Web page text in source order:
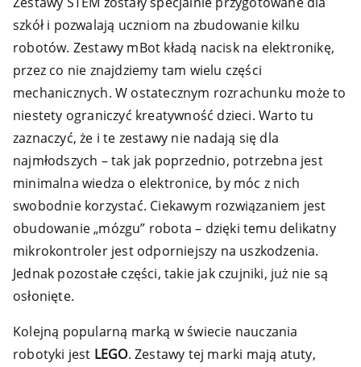
szkół i pozwalają uczniom na zbudowanie kilku
robotów. Zestawy mBot kładą nacisk na elektronikę,
przez co nie znajdziemy tam wielu części
mechanicznych. W ostatecznym rozrachunku może to
niestety ograniczyć kreatywność dzieci. Warto tu
zaznaczyć, że i te zestawy nie nadają się dla
najmłodszych – tak jak poprzednio, potrzebna jest
minimalna wiedza o elektronice, by móc z nich
swobodnie korzystać. Ciekawym rozwiązaniem jest
obudowanie „mózgu” robota – dzięki temu delikatny
mikrokontroler jest odporniejszy na uszkodzenia.
Jednak pozostałe części, takie jak czujniki, już nie są
osłonięte.
Kolejną popularną marką w świecie nauczania
robotyki jest LEGO. Zestawy tej marki mają atuty,